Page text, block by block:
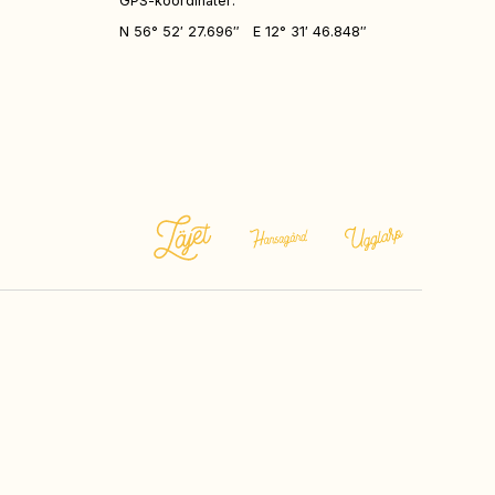
N 56° 52′ 27.696″ E 12° 31′ 46.848″